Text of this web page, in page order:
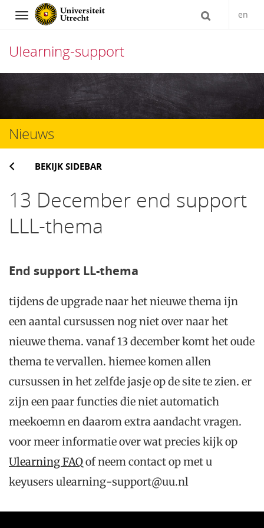
Navigation en
UIearning-support
Direct
het
inhoud
Nieuws
BEKIJK SIDEBAR
13 December end support
LLL-thema
End support LL-thema
tijdens de upgrade naar het nieuwe thema ijn
een aantal cursussen nog niet over naar het
nieuwe thema. vanaf 13 december komt het oude
thema te vervallen. hiemee komen allen
cursussen in het zelfde jasje op de site te zien. er
zijn een paar functies die niet automatich
meekoemn en daarom extra aandacht vragen.
voor meer informatie over wat precies kijk op
Ulearning FAQof neem contact op met u
keyusers ulearning-support@uu.nl